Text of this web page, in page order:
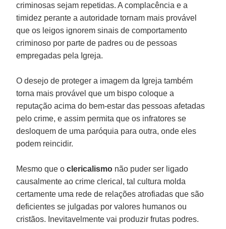
criminosas sejam repetidas. A complacência e a
timidez perante a autoridade tornam mais provável
que os leigos ignorem sinais de comportamento
criminoso por parte de padres ou de pessoas
empregadas pela Igreja.
O desejo de proteger a imagem da Igreja também
torna mais provável que um bispo coloque a
reputação acima do bem-estar das pessoas afetadas
pelo crime, e assim permita que os infratores se
desloquem de uma paróquia para outra, onde eles
podem reincidir.
Mesmo que oclericalismo não puder ser ligado
causalmente ao crime clerical, tal cultura molda
certamente uma rede de relações atrofiadas que são
deficientes se julgadas por valores humanos ou
cristãos. Inevitavelmente vai produzir frutas podres.